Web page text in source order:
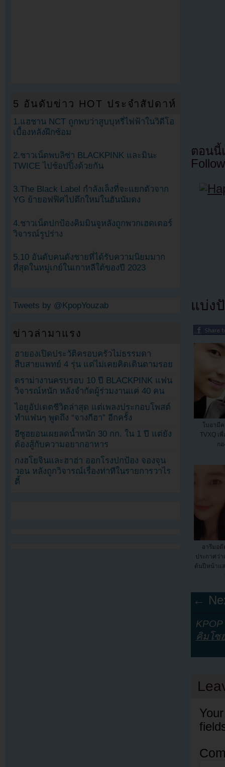
ตอนนี้
แบ่ง
โบอามี
TVXQ เ
ก
อารึมอดี
ประกาศว่า
ต้นปีหน้าแล
←
คิมโซ
5 อันดับข่าว HOT ประจำสัปดาห์
1.แฮชาน NCT ถูกพบว่าสูบบุหรี่ไฟฟ้าในวิดีโอ
เบื้องหลังฝึกซ้อม
2.ชาวเน็ตพบลิซ่า BLACKPINK และมินะ
TWICE ไปช้อปปิ้งด้วยกัน
3.The Black Label กำลังเล็งที่จะแยกตัวจาก
YG ย้ายอฟฟิศไปตึกใหม่ในฮันนัมดง
4.ชาวเน็ตปกป้องคิมมินจูหลังถูกพวกเฮดเตอร์
วิจารณ์รูปร่าง
5.10 อันดับคนดังชายที่ได้รับความนิยมมาก
ที่สุดในหมู่เกย์ในเกาหลีใต้ของปี 2023
Tweets by @KpopYouzab
ข่าวล่ามาแรง
ฮายองเปิดประวัติครอบครัวไม่ธรรมดา
สืบสายแพทย์ 4 รุ่น แต่ไม่เคยคิดเดินตามรอย
ดราม่างานครบรอบ 10 ปี BLACKPINK แฟน
วิจารณ์หนัก หลังจำกัดผู้ร่วมงานแค่ 40 คน
ไอยูอัปเดตชีวิตล่าสุด แต่เพลงประกอบโพสต์
ทำแฟนๆ พูดถึง “จางกีฮา” อีกครั้ง
อีซูฮยอนเผยลดน้ำหนัก 30 กก. ใน 1 ปี แต่ยัง
ต้องสู้กับความอยากอาหาร
กงฮโยจินและฮาฮ่า ออกโรงปกป้อง จองจุน
วอน หลังถูกวิจารณ์เรื่องท่าทีในรายการวาไร
ตี้